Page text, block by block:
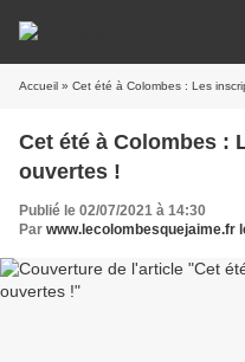
Accueil » Cet été à Colombes : Les
Cet été à Colombes :
ouvertes !
Publié le 02/07/2021 à 14:30
Par www.lecolombesquejaime.fr